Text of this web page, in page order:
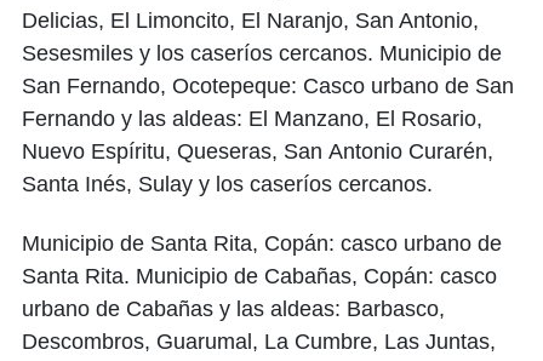
Delicias, El Limoncito, El Naranjo, San Antonio,
Sesesmiles y los caseríos cercanos. Municipio de
San Fernando, Ocotepeque: Casco urbano de San
Fernando y las aldeas: El Manzano, El Rosario,
Nuevo Espíritu, Queseras, San Αntoniο Curarén,
Santa Inés, Sulay y los caseríos cercanos.
Municipio de Santa Rita, Copán: casco urbano de
Santa Rita. Municipio de Cabañas, Copán: casco
urbano de Cabañas y las aldeas: Barbasco,
Descombros, Guarumal, La Cumbre, Las Juntas,